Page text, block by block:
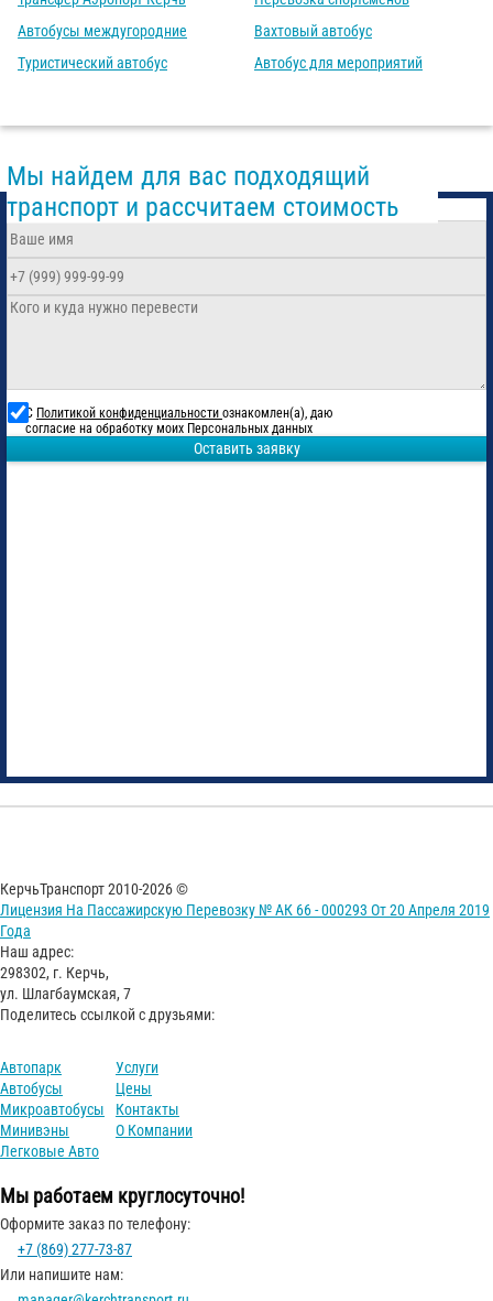
Автобусы междугородние
Туристический автобус
Вахтовый автобус
Автобус для мероприятий
Мы найдем для вас подходящий
транспорт и рассчитаем стоимость
С Политикой конфиденциальности ознакомлен(а), даю
согласие на обработку моих Персональных данных
Оставить заявку
КерчьТранспорт 2010-2026 ©
Лицензия На Пассажирскую Перевозку № АК 66 - 000293 От 20 Апреля 2019
Года
Наш адрес:
298302, г. Керчь,
ул. Шлагбаумская, 7
Поделитесь ссылкой с друзьями:
Автопарк
Автобусы
Микроавтобусы
Минивэны
Легковые Авто
Услуги
Цены
Контакты
О Компании
Мы работаем круглосуточно!
Оформите заказ по телефону:
+7 (869) 277-73-87
Или напишите нам: